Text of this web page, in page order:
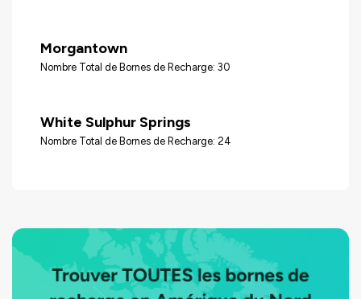
Morgantown
Nombre Total de Bornes de Recharge: 30
White Sulphur Springs
Nombre Total de Bornes de Recharge: 24